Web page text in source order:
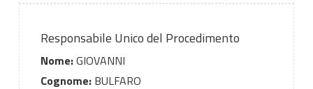
Responsabile Unico del Procedimento
Nome:GIOVANNI
Cognome:BULFARO